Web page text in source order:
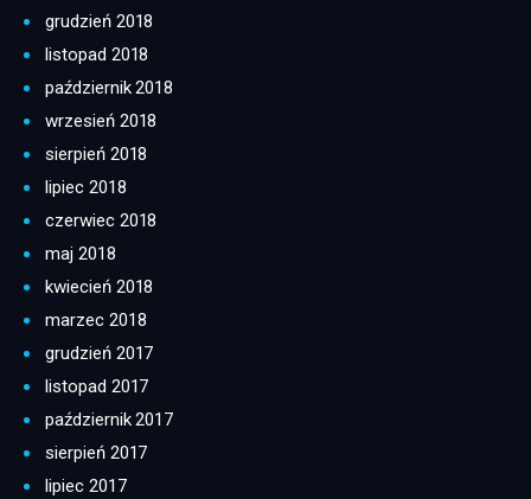
grudzień 2018
listopad 2018
październik 2018
wrzesień 2018
sierpień 2018
lipiec 2018
czerwiec 2018
maj 2018
kwiecień 2018
marzec 2018
grudzień 2017
listopad 2017
październik 2017
sierpień 2017
lipiec 2017